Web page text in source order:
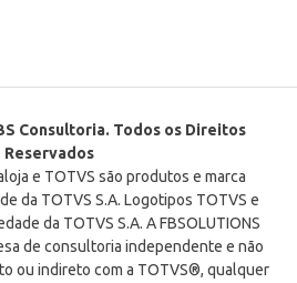
Consultoria. Todos os Direitos
Reservados
e TOTVS são produtos e marca
da TOTVS S.A. Logotipos TOTVS e
da TOTVS S.A. A FBSOLUTIONS
de consultoria independente e não
ou indireto com a TOTVS®, qualquer